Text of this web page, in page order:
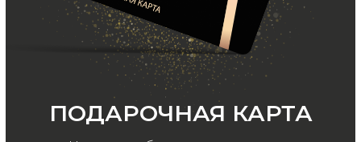
Все права защищены.
Политика
конфиденциальности